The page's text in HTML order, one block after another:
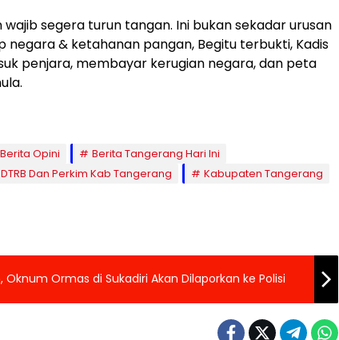
wajib segera turun tangan. Ini bukan sekadar urusan
& ketahanan pangan, Begitu terbukti, Kadis
penjara, membayar kerugian negara, dan peta
Berita Opini
Berita Tangerang Hari Ini
DTRB Dan Perkim Kab Tangerang
Kabupaten Tangerang
Ormas di Sukadiri Akan Dilaporkan ke Polisi